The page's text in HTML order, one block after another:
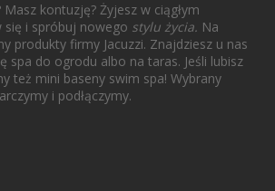
Masz kontuzję? Żyjesz w ciągłym
się i spróbuj nowego stylu życia. Na
produkty firmy Jacuzzi. Znajdziesz u nas
spa do ogrodu albo na taras. Jeśli lubisz
też mini baseny swim spa! Wybrany
i podłączymy.